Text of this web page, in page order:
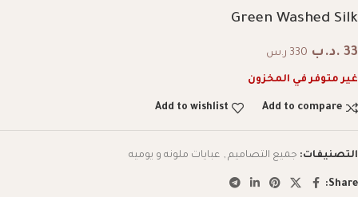
Green Washed Silk
33 .د.ب 330 ر.س
غير متوفر في المخزون
Add to compare
Add to wishlist
التصنيفات: جميع التصاميم , عبايات ملونه و يوميه
Share: